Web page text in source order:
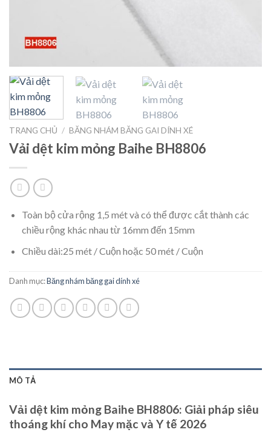
TRANG CHỦ / BĂNG NHÁM BĂNG GAI DÍNH XÉ
Vải dệt kim mỏng Baihe BH8806
Toàn bộ cửa rộng 1,5 mét và có thể được cắt thành các
chiều rộng khác nhau từ 16mm đến 15mm
Chiều dài:25 mét / Cuộn hoặc 50 mét / Cuộn
Danh mục:Băng nhám băng gai dính xé
MÔ TẢ
Vải dệt kim mỏng Baihe BH8806: Giải pháp siêu
thoáng khí cho May mặc và Y tế 2026